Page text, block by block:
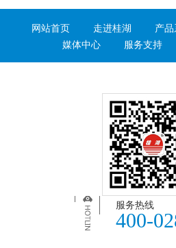
网站首页 走进桂湖 产
媒体中心
服务支持
服务热线
400-